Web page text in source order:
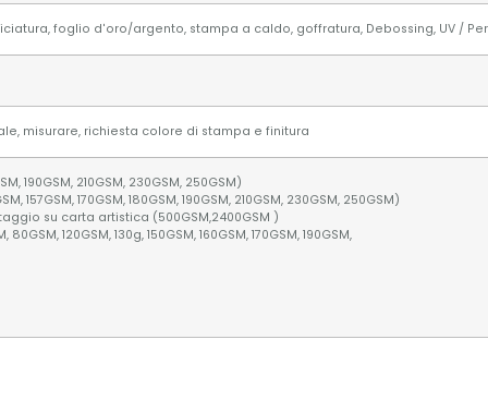
foglio d'oro/argento, stampa a caldo, goffratura, Debossing, UV /
misurare, richiesta colore di stampa e finitura
190GSM, 210GSM, 230GSM, 250GSM)
157GSM, 170GSM, 180GSM, 190GSM, 210GSM, 230GSM, 250GSM)
su carta artistica (500GSM,2400GSM )
120GSM, 130g, 150GSM, 160GSM, 170GSM, 190GSM,